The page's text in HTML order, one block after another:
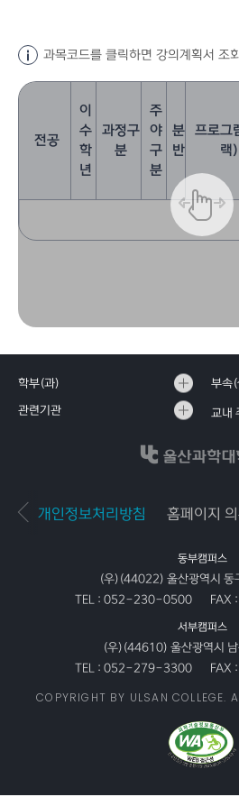
과목코드를 클릭하면 강의계획서 조
전공
이
수
학
년
과정구
분
주
야
구
분
분
반
프로그
랙)
동부캠퍼스
(우)(44022) 울산광역시 동
TEL : 052-230-0500 FAX :
서부캠퍼스
(우)(44610) 울산광역시
TEL : 052-279-3300 FAX :
개인정보처리방침 홈페이지
학부(과) 부속
관련기관 교내
COPYRIGHT BY ULSAN COLLEGE.